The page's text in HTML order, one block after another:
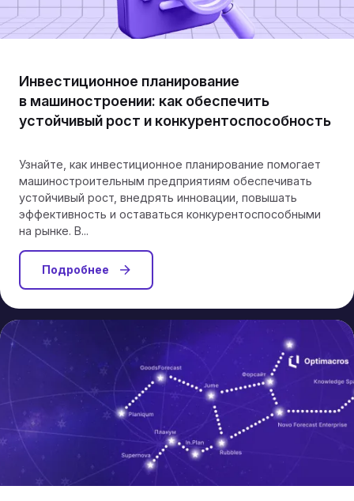
Инвестиционное планирование
в машиностроении: как обеспечить
устойчивый рост и конкурентоспособность
Узнайте, как инвестиционное планирование помогает
машиностроительным предприятиям обеспечивать
устойчивый рост, внедрять инновации, повышать
эффективность и оставаться конкурентоспособными
на рынке. В...
Подробнее